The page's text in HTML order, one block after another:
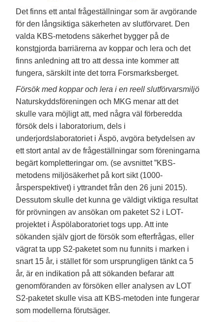
Det finns ett antal frågeställningar som är avgörande
för den långsiktiga säkerheten av slutförvaret. Den
valda KBS-metodens säkerhet bygger på de
konstgjorda barriärerna av koppar och lera och det
finns anledning att tro att dessa inte kommer att
fungera, särskilt inte det torra Forsmarksberget.
Försök med koppar och lera i en reell slutförvarsmiljö
Naturskyddsföreningen och MKG menar att det
skulle vara möjligt att, med några väl förberedda
försök dels i laboratorium, dels i
underjordslaboratoriet i Äspö, avgöra betydelsen av
ett stort antal av de frågeställningar som föreningarna
begärt kompletteringar om. (se avsnittet ”KBS-
metodens miljösäkerhet på kort sikt (1000-
årsperspektivet) i yttrandet från den 26 juni 2015).
Dessutom skulle det kunna ge väldigt viktiga resultat
för prövningen av ansökan om paketet S2 i LOT-
projektet i Äspölaboratoriet togs upp. Att inte
sökanden själv gjort de försök som efterfrågas, eller
vägrat ta upp S2-paketet som nu funnits i marken i
snart 15 år, i stället för som ursprungligen tänkt ca 5
år, är en indikation på att sökanden befarar att
genomföranden av försöken eller analysen av LOT
S2-paketet skulle visa att KBS-metoden inte fungerar
som modellerna förutsäger.